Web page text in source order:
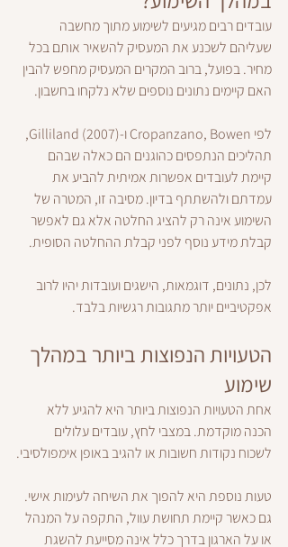
עובדים רבים מגיעים לשימוע מתוך מחשבה
שעליהם לשכנע את המעסיק להשאיר אותם בכל
מחיר. בפועל, ברוב המקרים המעסיק מחפש להבין
האם קיימים נתונים נוספים שלא נלקחו בחשבון.
לפי Cropanzano, Bowen ו-Gilliland (2007),
תהליכים הנתפסים כהוגנים הם כאלה שבהם
קיימת לעובדים אפשרות אמיתית להביע את
עמדתם ולהשתתף בדיון. מסיבה זו, המטרה של
השימוע אינה רק להציג החלטה אלא גם לאפשר
קבלת מידע נוסף לפני קבלת ההחלטה הסופית.
לכן, נתונים, דוגמאות, הישגים ועובדות יהיו לרוב
אפקטיביים יותר מתגובות רגשיות בלבד.
הטעויות הנפוצות ביותר במהלך
שימוע
אחת הטעויות הנפוצות ביותר היא להגיע ללא
הכנה מוקדמת. במצבי לחץ, עובדים עלולים
לשכוח נקודות חשובות או להגיב באופן אימפולסיבי.
טעות נוספת היא להפוך את השיחה לעימות אישי.
גם כאשר קיימת תחושת עוול, התקפה על המנהל
או על הארגון בדרך כלל אינה מסייעת להשגת